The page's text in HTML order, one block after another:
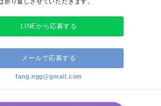
り返しさせていただきます。
LINEから応募する
メールで応募する
fang.ngg@gmail.com